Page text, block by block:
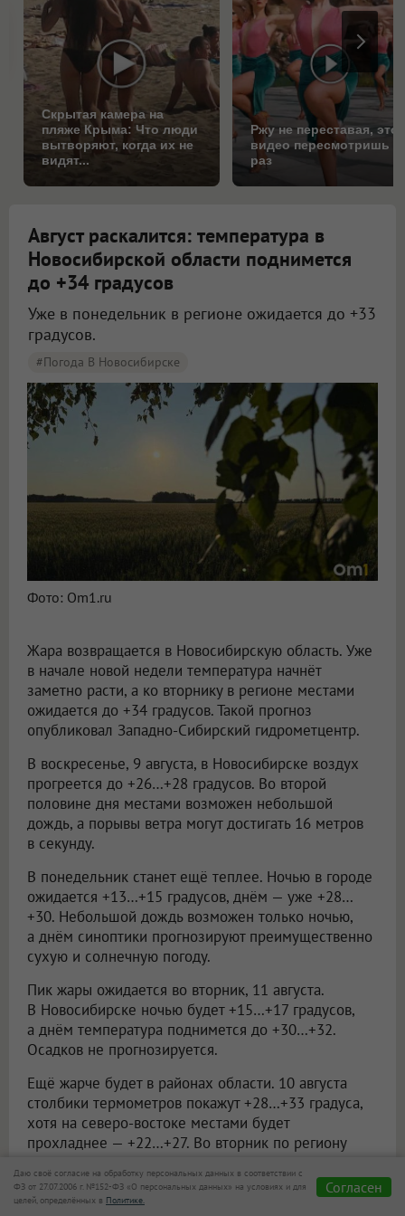
Скрытая камера на
пляже Крыма: Что люди
вытворяют, когда их не
видят...
Ржу не переставая, это
видео пересмотришь
раз
Август раскалится: температура в
Новосибирской области поднимется
до +34 градусов
Уже в понедельник в регионе ожидается до +33
градусов.
#Погода В Новосибирске
Фото: Om1.ru
Жара возвращается в Новосибирскую область. Уже
в начале новой недели температура начнёт
заметно расти, а ко вторнику в регионе местами
ожидается до +34 градусов. Такой прогноз
опубликовал Западно-Сибирский гидрометцентр.
В воскресенье, 9 августа, в Новосибирске воздух
прогреется до +26…+28 градусов. Во второй
половине дня местами возможен небольшой
дождь, а порывы ветра могут достигать 16 метров
в секунду.
В понедельник станет ещё теплее. Ночью в городе
ожидается +13…+15 градусов, днём — уже +28…
+30. Небольшой дождь возможен только ночью,
а днём синоптики прогнозируют преимущественно
сухую и солнечную погоду.
Пик жары ожидается во вторник, 11 августа.
В Новосибирске ночью будет +15…+17 градусов,
а днём температура поднимется до +30…+32.
Осадков не прогнозируется.
Ещё жарче будет в районах области. 10 августа
столбики термометров покажут +28…+33 градуса,
хотя на северо-востоке местами будет
прохладнее — +22…+27. Во вторник по региону
При этом ветер постепенно ослабеет. Если
Даю своё согласие на обработку персональных данных в соответствии с
ФЗ от 27.07.2006 г. №152-ФЗ «О персональных данных» на условиях и для
целей, определённых в Политике.
Согласен